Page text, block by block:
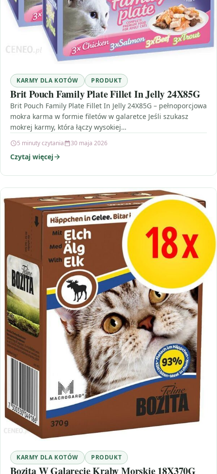
KARMY DLA KOTÓW PRODUKT
Brit Pouch Family Plate Fillet In Jelly 24X85G
Brit Pouch Family Plate Fillet In Jelly 24X85G – pełnoporcjowa
mokra karma w formie filetów w galaretce Jeśli szukasz
mokrej karmy, która łączy wysokiej…
5 minuty czytania 30 maja 2026
Czytaj więcej
KARMY DLA KOTÓW PRODUKT
Bozita W Galarecie Kraby Morskie 18X370G